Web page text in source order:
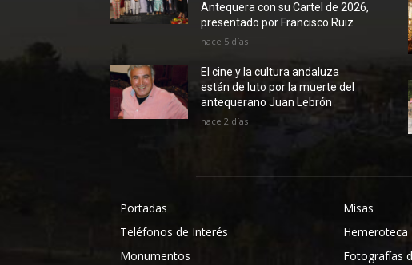
Antequera con su Cartel de 2026,
presentado por Francisco Ruiz
hace 5 días
El cine y la cultura andaluza
están de luto por la muerte del
antequerano Juan Lebrón
hace 2 días
Portadas
Teléfonos de Interés
Monumentos
Misas
Hemeroteca
Fotografías